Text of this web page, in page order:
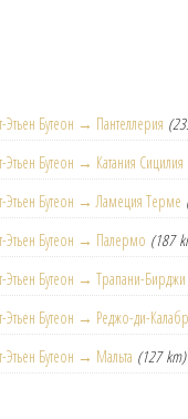
Этьен Бутеон → Пантеллерия
Этьен Бутеон → Катания Сицилия
Этьен Бутеон → Ламеция Терме
Этьен Бутеон → Палермо (187
Этьен Бутеон → Трапани-Бирджи
Этьен Бутеон → Реджо-ди-
Этьен Бутеон → Мальта (127 km)